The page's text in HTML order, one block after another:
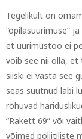
Tegelikult on
“õpilasuurimuse”
et uurimustöö ei
võib see nii olla,
siiski ei vasta see
seas suutnud läbi
rõhuvad
“Rakett 69” või
võimed poliitiliste